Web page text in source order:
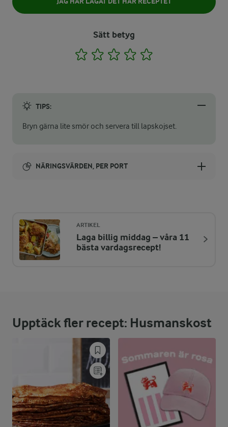
Sätt betyg
1 2 3 4
TIPS:
Bryn gärna lite smör och servera till lapskojset.
NÄRINGSVÄRDEN, PER PORT
ENERGIDISTRIBUTION %
NÄRINGSVÄRDEN PER PORT
Fett:
52,3 %
34,2 g
ARTIKEL
Laga billig middag – våra 11
bästa vardagsrecept!
Upptäck fler recept: Husmanskost